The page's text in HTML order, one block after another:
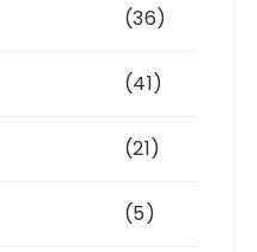
(36)
(41)
(21)
(5)